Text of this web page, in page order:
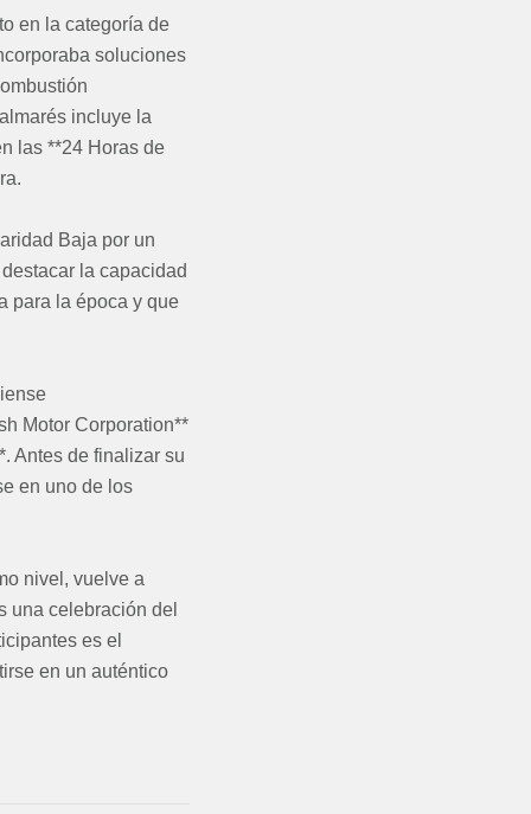
en la categoría de
soluciones
incluye la
las **24 Horas de
Baja por un
la capacidad
para la época y que
Motor Corporation**
Antes de finalizar su
en uno de los
nivel, vuelve a
una celebración del
es el
en un auténtico